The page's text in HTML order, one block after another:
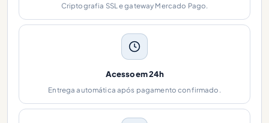
Criptografia SSL e gateway Mercado Pago.
Acesso em 24h
Entrega automática após pagamento confirmado.